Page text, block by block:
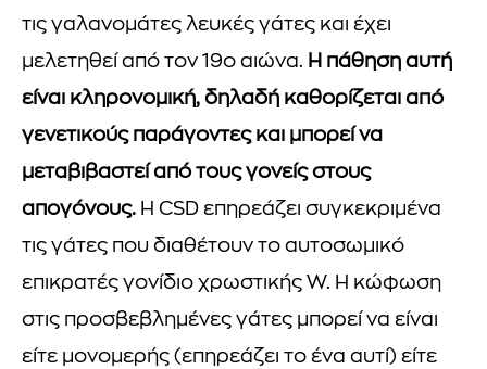
τις γαλανομάτες λευκές γάτες και έχει
μελετηθεί από τον 19ο αιώνα. Η πάθηση αυτή
είναι κληρονομική, δηλαδή καθορίζεται από
γενετικούς παράγοντες και μπορεί να
μεταβιβαστεί από τους γονείς στους
απογόνους. Η CSD επηρεάζει συγκεκριμένα
τις γάτες που διαθέτουν το αυτοσωμικό
επικρατές γονίδιο χρωστικής W. Η κώφωση
στις προσβεβλημένες γάτες μπορεί να είναι
είτε μονομερής (επηρεάζει το ένα αυτί) είτε